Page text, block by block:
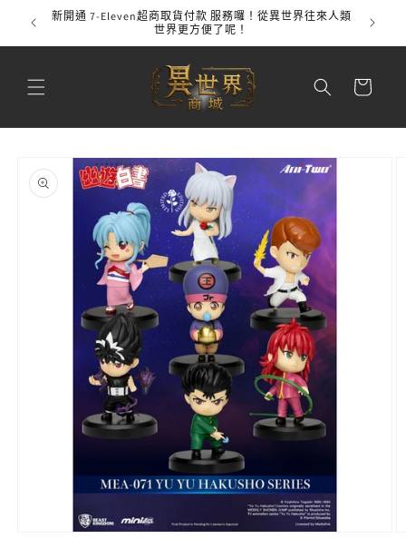
跳至內
容
新開通 7-Eleven超商取貨付款 服務囉！從異世界往來人類
世界更方便了呢！
物
品資訊